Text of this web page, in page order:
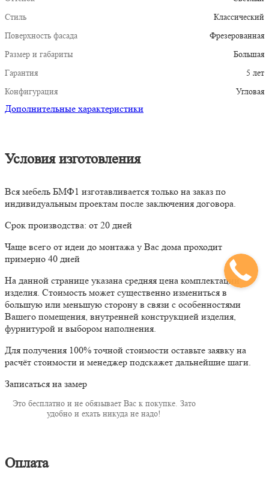
Стиль
Классический
Поверхность фасада
Фрезерованная
Размер и габариты
Большая
Гарантия
5 лет
Конфигурация
Угловая
Дополнительные характеристики
Условия изготовления
Вся мебель БМФ1 изготавливается только на заказ по
индивидуальным проектам после заключения договора.
Срок производства: от 20 дней
Чаще всего от идеи до монтажа у Вас дома проходит
примерно 40 дней
На данной странице указана средняя цена комплектации
изделия. Стоимость может существенно измениться в
большую или меньшую сторону в связи с особенностями
Вашего помещения, внутренней конструкцией изделия,
фурнитурой и выбором наполнения.
Для получения 100% точной стоимости оставьте заявку на
расчёт стоимости и менеджер подскажет дальнейшие шаги.
Записаться на замер
Это бесплатно и не обязывает Вас к покупке. Зато
удобно и ехать никуда не надо!
Оплата